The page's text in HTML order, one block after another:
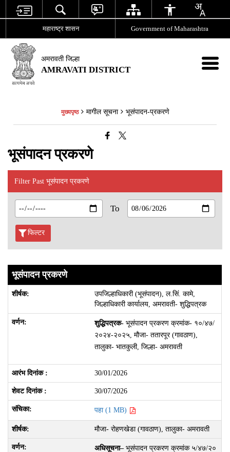
महाराष्ट्र शासन Government of Maharashtra
अमरावती जिल्हा
AMRAVATI DISTRICT
मुख्यपृष्ठ मागील सूचना भूसंपादन-प्रकरणे
भूसंपादन प्रकरणे
Filter Past भूसंपादन प्रकरणे
To
फिल्टर
भूसंपादन प्रकरणे
उपजिल्हाधिकारी (भूसंपादन), ल.सिं. कामे,
जिल्हाधिकारी कार्यालय, अमरावती- शुद्धिपत्रक
शुद्धिपत्रक-भूसंपादन प्रकरण क्रमांक- १०/४७/
२०२४-२०२५, मौजा- ततारपूर (गावठाण),
तालुका- भातकुली, जिल्हा- अमरावती
30/01/2026
30/07/2026
पहा (1 MB)
मौजा- रोहणखेडा (गावठाण), तालुका- अमरावती
अधिसूचना– भूसंपादन प्रकरण क्रमांक ५/४७/२०